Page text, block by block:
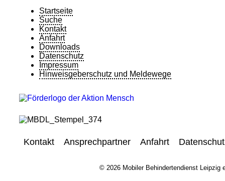
Startseite
Suche
Kontakt
Anfahrt
Downloads
Datenschutz
Impressum
Hinweisgeberschutz und Meldewege
Kontakt Ansprechpartner Anfahrt
© 2026 Mobiler Behindertendienst Leipzig